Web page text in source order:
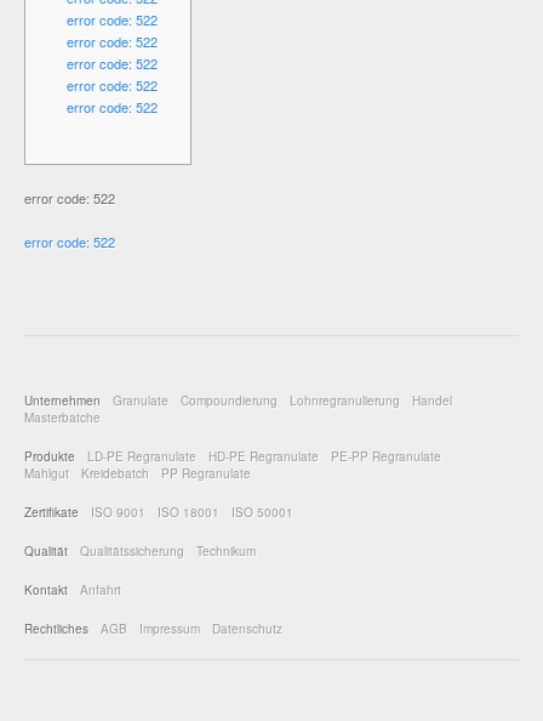
error code: 522
error code: 522
error code: 522
error code: 522
error code: 522
error code: 522
error code: 522
Unternehmen Granulate Compoundierung Lohnregranulierung
Handel
Masterbatche
Produkte LD-PE Regranulate HD-PE Regranulate
PE-PP Regranulate
Mahlgut
Kreidebatch PP Regranulate
Zertifikate ISO 9001 ISO 18001 ISO 50001
Qualität Qualitätssicherung Technikum
Kontakt Anfahrt
Rechtliches AGB Impressum Datenschutz